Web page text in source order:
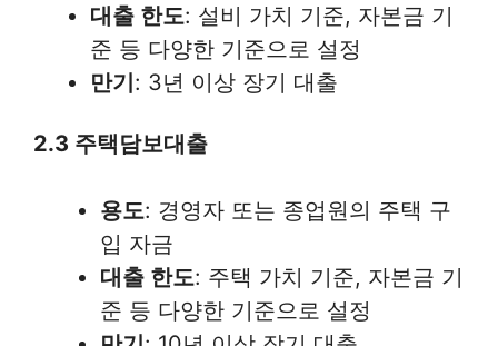
대출 한도: 설비 가치 기준, 자본금 기
준 등 다양한 기준으로 설정
만기: 3년 이상 장기 대출
2.3 주택담보대출
용도: 경영자 또는 종업원의 주택 구
입 자금
대출 한도: 주택 가치 기준, 자본금 기
준 등 다양한 기준으로 설정